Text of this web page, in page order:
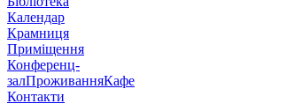
Календар
Крамниця
Приміщення
Конференц-
залПроживанняКафе
Контакти